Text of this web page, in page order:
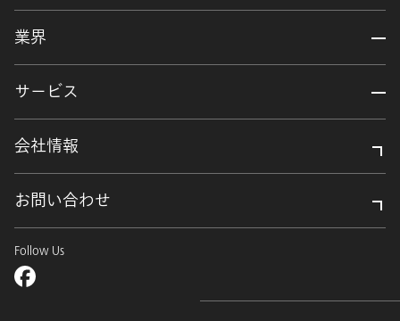
業界
サービス
会社情報
お問い合わせ
Follow Us